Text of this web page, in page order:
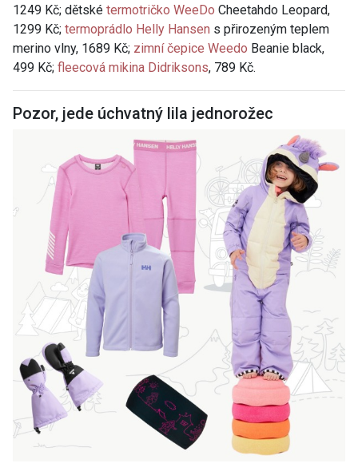
1249 Kč; dětské termotričko WeeDo Cheetahdo Leopard,
1299 Kč; termoprádlo Helly Hansen s přirozeným teplem
merino vlny, 1689 Kč; zimní čepice Weedo Beanie black,
499 Kč; fleecová mikina Didriksons, 789 Kč.
Pozor, jede úchvatný lila jednorožec